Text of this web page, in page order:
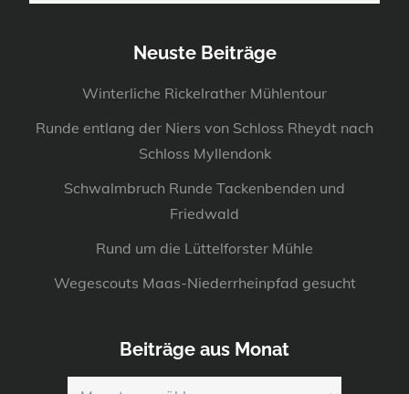
Neuste Beiträge
Winterliche Rickelrather Mühlentour
Runde entlang der Niers von Schloss Rheydt nach
Schloss Myllendonk
Schwalmbruch Runde Tackenbenden und
Friedwald
Rund um die Lüttelforster Mühle
Wegescouts Maas-Niederrheinpfad gesucht
Beiträge aus Monat
Beiträge